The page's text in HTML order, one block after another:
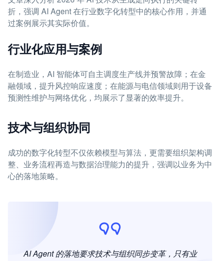
折，强调 AI Agent 在行业数字化转型中的核心作用，并通
过案例展示其实际价值。
行业化应用与案例
在制造业，AI 智能体可自主调度生产线并预警故障；在金
融领域，提升风控响应速度；在能源与电信领域则用于设备
预测性维护与网络优化，均展示了显著的效率提升。
技术与组织协同
成功的数字化转型不仅依赖模型与算法，更需要组织架构调
整、业务流程再造与数据治理能力的提升，强调以业务为中
心的落地策略。
AI Agent 的落地要求技术与组织同步变革，只有业